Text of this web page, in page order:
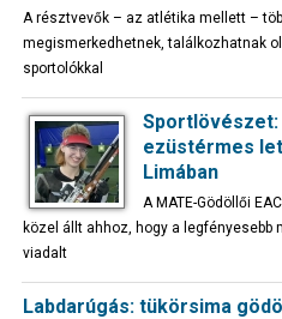
A résztvevők – az atlétika mellett –
megismerkedhetnek, találkozhatnak
sportolókkal
Sportlövészet:
ezüstérmes
Limában
A MATE-Gödöllői
közel állt ahhoz, hogy a legfényesebb
viadalt
Labdarúgás: tükörsima